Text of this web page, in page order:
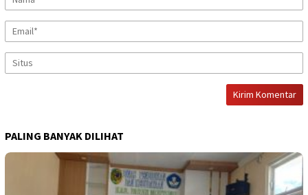
PALING BANYAK DILIHAT